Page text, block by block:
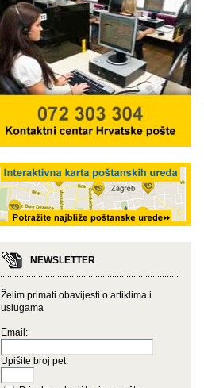
NEWSLETTER
Želim primati obavijesti o artiklima i
uslugama
Email:
Upišite broj pet: